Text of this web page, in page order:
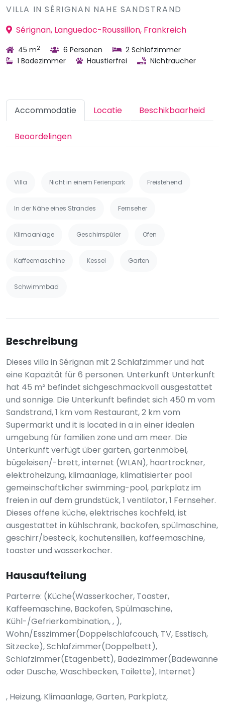
VILLA IN SÉRIGNAN NAHE SANDSTRAND
Sérignan, Languedoc-Roussillon, Frankreich
45 m2 6 Personen
2 Schlafzimmer
1 Badezimmer
Haustierfrei Nichtraucher
Accommodatie Locatie Beschikbaarheid
Beoordelingen
Villa Nicht in einem Ferienpark Freistehend
In der Nähe eines Strandes Fernseher
Klimaanlage Geschirrspüler Ofen
Kaffeemaschine Kessel Garten
Schwimmbad
Beschreibung
Dieses villa in Sérignan mit 2 Schlafzimmer und hat
eine Kapazität für 6 personen. Unterkunft Unterkunft
hat 45 m² befindet sichgeschmackvoll ausgestattet
und sonnige. Die Unterkunft befindet sich 450 m vom
Sandstrand, 1 km vom Restaurant, 2 km vom
Supermarkt und it is located in a in einer idealen
umgebung für familien zone und am meer. Die
Unterkunft verfügt über garten, gartenmöbel,
bügeleisen/-brett, internet (WLAN), haartrockner,
elektroheizung, klimaanlage, klimatisierter pool
gemeinschaftlicher swimming-pool, parkplatz im
freien in auf dem grundstück, 1 ventilator, 1 Fernseher.
Dieses offene küche, elektrisches kochfeld, ist
ausgestattet in kühlschrank, backofen, spülmaschine,
geschirr/besteck, kochutensilien, kaffeemaschine,
toaster und wasserkocher.
Hausaufteilung
Parterre: (Küche(Wasserkocher, Toaster,
Kaffeemaschine, Backofen, Spülmaschine,
Kühl-/Gefrierkombination, , ),
Wohn/Esszimmer(Doppelschlafcouch, TV, Esstisch,
Sitzecke), Schlafzimmer(Doppelbett),
Schlafzimmer(Etagenbett), Badezimmer(Badewanne
oder Dusche, Waschbecken, Toilette), Internet)
, Heizung, Klimaanlage, Garten, Parkplatz,